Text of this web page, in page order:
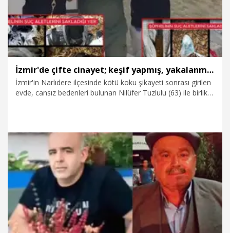
İzmir'de çifte cinayet; keşif yapmış, yakalanmamak için kask takmış
İzmir'in Narlıdere ilçesinde kötü koku şikayeti sonrası girilen
evde, cansız bedenleri bulunan Nilüfer Tuzlulu (63) ile birlikte
Türker'in cinayetleri gerçekleştirmeden önce keşif yaptığı,
güvenlik kameralarına yakalanmamak için kask taktığı ve evi
dağıtarak olayı hırsızlık gibi göstermeye çalıştığı tespit edildi.
2.08.2025 Gündem